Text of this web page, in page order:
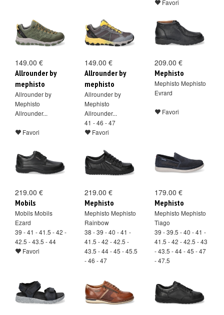
Favori
149.00 €
Allrounder by
mephisto
Allrounder by
Mephisto
Allrounder...
Favori
149.00 €
Allrounder by
mephisto
Allrounder by
Mephisto
Allrounder...
41 - 46 - 47
Favori
209.00 €
Mephisto
Mephisto Mephisto
Evrard
Favori
219.00 €
Mobils
Mobils Mobils
Ezard
39 - 41 - 41.5 - 42 -
42.5 - 43.5 - 44
Favori
219.00 €
Mephisto
Mephisto Mephisto
Rainbow
38 - 39 - 40 - 41 -
41.5 - 42 - 42.5 -
43.5 - 44 - 45 - 45.5
- 46 - 47
179.00 €
Mephisto
Mephisto Mephisto
Tiago
39 - 39.5 - 40 - 41 -
41.5 - 42 - 42.5 - 43
- 43.5 - 44 - 45 - 47
- 47.5